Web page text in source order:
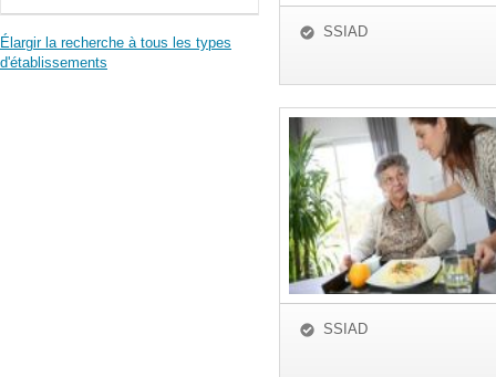
Élargir la recherche à tous les types
d'établissements
SSIAD
SSIAD